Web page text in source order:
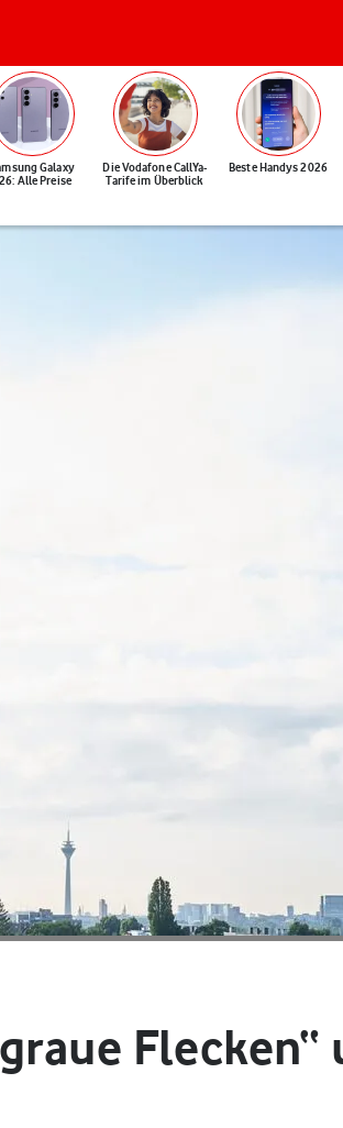
Galaxy
Alle Preise
Die Vodafone CallYa-
Tarife im Überblick
Beste Handys 2026